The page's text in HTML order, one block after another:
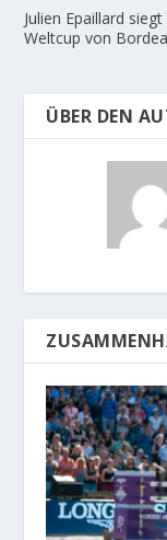
Julien Epaillard siegt
Weltcup von
ÜBER DEN